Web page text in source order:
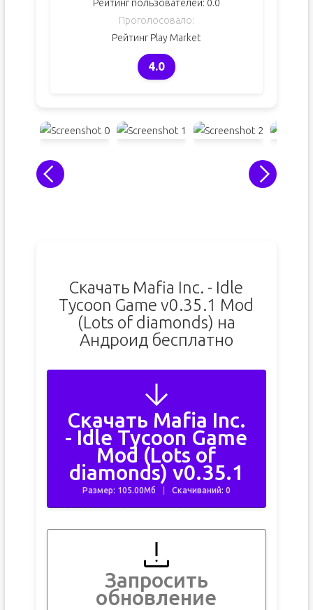
Рейтинг пользователей: 0.0
Проголосовало:
Рейтинг Play Market
4.0
Скачать Mafia Inc. - Idle
Tycoon Game v0.35.1 Mod
(Lots of diamonds) на
Андроид бесплатно
Скачать Mafia Inc.
- Idle Tycoon Game
Mod (Lots of
diamonds) v0.35.1
Размер: 105.00Мб Скачиваний: 0
Запросить
обновление